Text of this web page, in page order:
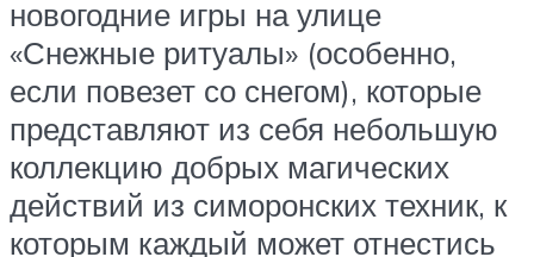
новогодние игры на улице
«Снежные ритуалы» (особенно,
если повезет со снегом), которые
представляют из себя небольшую
коллекцию добрых магических
действий из симоронских техник, к
которым каждый может отнестись